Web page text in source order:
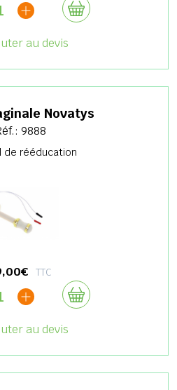
au devis
Novatys
9888
de rééducation
TTC
au devis